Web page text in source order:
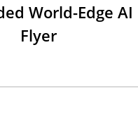
World-Edge AI
Flyer